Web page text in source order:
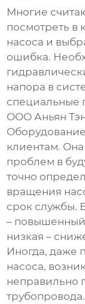
Многие
посмотреть в
насоса и
ошибка.
напора в
специальные
ООО Аньян
клиентам.
проблем в
точно
вращения
срок службы.
–
низкая –
Иногда, даже
насоса,
неправильно